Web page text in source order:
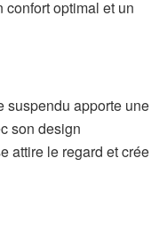
optimal et un
suspendu apporte une
son design
attire le regard et crée